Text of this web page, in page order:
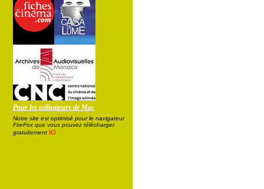
Pour les utilisateurs de Mac
Notre site est optimisé pour le navigateur
FireFox que vous pouvez télécharger
gratuitement ici